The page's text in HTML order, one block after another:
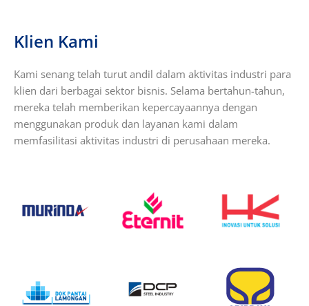
Klien Kami
Kami senang telah turut andil dalam aktivitas industri para
klien dari berbagai sektor bisnis. Selama bertahun-tahun,
mereka telah memberikan kepercayaannya dengan
menggunakan produk dan layanan kami dalam
memfasilitasi aktivitas industri di perusahaan mereka.